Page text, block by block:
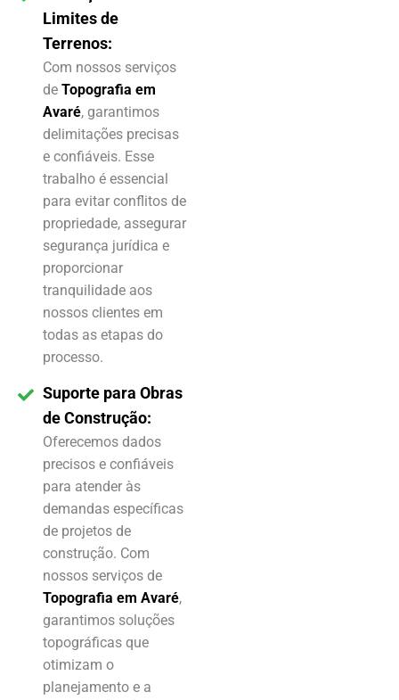
Limites de
Terrenos:
Com nossos serviços
de Topografia em
Avaré, garantimos
delimitações precisas
e confiáveis. Esse
trabalho é essencial
para evitar conflitos de
propriedade, assegurar
segurança jurídica e
proporcionar
tranquilidade aos
nossos clientes em
todas as etapas do
processo.
Suporte para Obras
de Construção:
Oferecemos dados
precisos e confiáveis
para atender às
demandas específicas
de projetos de
construção. Com
nossos serviços de
Topografia em Avaré,
garantimos soluções
topográficas que
otimizam o
planejamento e a